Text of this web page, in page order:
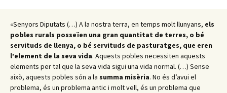
«Senyors Diputats (…) A la nostra terra, en temps molt llunyans, els
pobles rurals posseïen una gran quantitat de terres, o bé
servituds de llenya, o bé servituds de pasturatges, que eren
l’element de la seva vida. Aquests pobles necessiten aquests
elements per tal que la seva vida sigui una vida normal. (…) Sense
això, aquests pobles són a la summa misèria. No és d’avui el
problema, és un problema antic i molt vell, és un problema que